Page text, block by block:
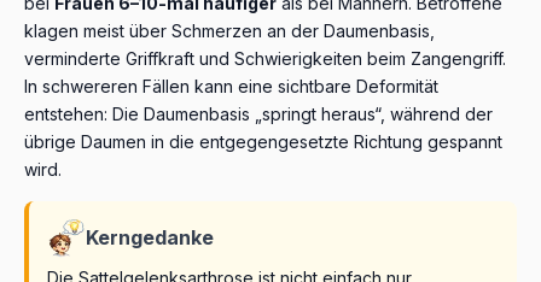
klagen meist über Schmerzen an der Daumenbasis,
verminderte Griffkraft und Schwierigkeiten beim Zangengriff.
In schwereren Fällen kann eine sichtbare Deformität
entstehen: Die Daumenbasis „springt heraus“, während der
übrige Daumen in die entgegengesetzte Richtung gespannt
wird.
Kerngedanke
Die Sattelgelenksarthrose ist nicht einfach nur